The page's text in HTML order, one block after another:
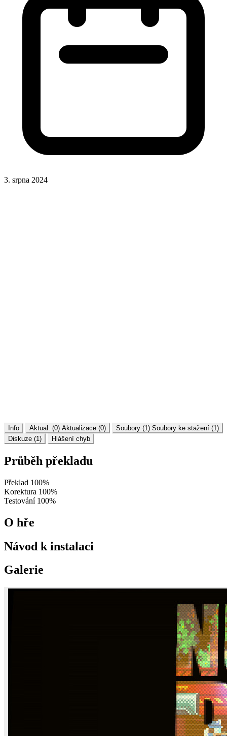
3. srpna 2024
Info Aktual. (0) Aktualizace (0) Soubory (1) Soubory ke stažení (1)
Diskuze (1)
Hlášení chyb
Průběh překladu
Překlad 100%
Korektura 100%
Testování 100%
O hře
Návod k instalaci
Galerie